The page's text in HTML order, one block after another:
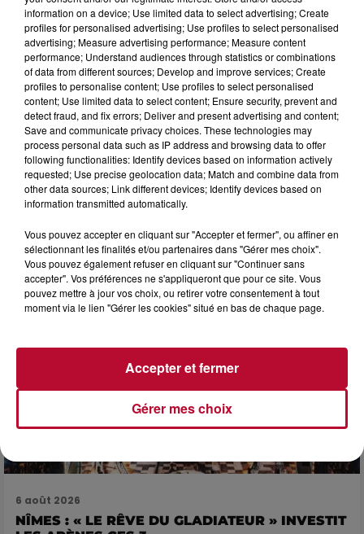
7 août 2026
DINER CONCERT À LA MJC DE MARSEILLAN
6 août 2026
NÎMES : « LE RÊVE DU GLADIATEUR » INVESTIT
information on a device; Use limited data to select advertising; Create
profiles for personalised advertising; Use profiles to select personalised
advertising; Measure advertising performance; Measure content
performance; Understand audiences through statistics or combinations
of data from different sources; Develop and improve services; Create
profiles to personalise content; Use profiles to select personalised
content; Use limited data to select content; Ensure security, prevent and
detect fraud, and fix errors; Deliver and present advertising and content;
Save and communicate privacy choices. These technologies may
process personal data such as IP address and browsing data to offer
following functionalities: Identify devices based on information actively
requested; Use precise geolocation data; Match and combine data from
other data sources; Link different devices; Identify devices based on
information transmitted automatically.
Vous pouvez accepter en cliquant sur "Accepter et fermer", ou affiner en
sélectionnant les finalités et/ou partenaires dans "Gérer mes choix".
Vous pouvez également refuser en cliquant sur "Continuer sans
accepter". Vos préférences ne s'appliqueront que pour ce site. Vous
pouvez mettre à jour vos choix, ou retirer votre consentement à tout
moment via le lien "Gérer les cookies" situé en bas de chaque page.
Gérer mes choix
Accepter et fermer